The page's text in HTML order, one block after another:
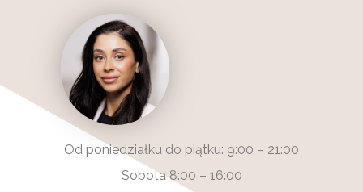
Od poniedziałku do piątku: 9:00 – 21:00
Sobota 8:00 – 16:00